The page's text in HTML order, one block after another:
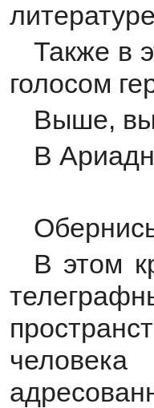
Также в
голосом
Выше,
В
В этом